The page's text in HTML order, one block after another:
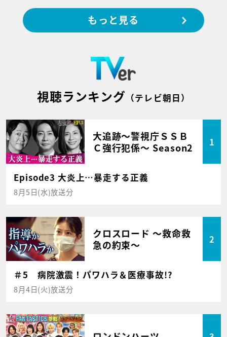
もっと見る
視聴ランキング （テレビ朝日）
大追跡～警視庁ＳＳＢ
Ｃ強行犯係～ Season2
1
Episode3 大炎上…暴走する正義
8月5日(水)放送分
クロスロード ～救命救
急の約束～
2
＃5 病院激震！パワハラ＆医療事故!?
8月4日(火)放送分